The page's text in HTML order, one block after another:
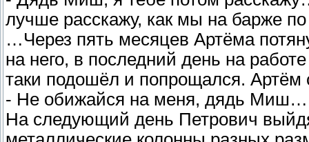
лучше расскажу, как мы на барже
…Через пять месяцев Артёма
на него, в последний день на
таки подошёл и попрощался. Артём
- Не обижайся на меня, дядь
На следующий день Петрович